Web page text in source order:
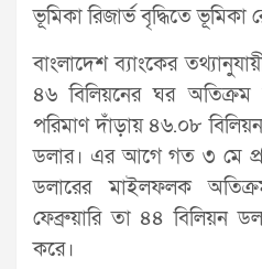
ভূমিকা রিজার্ভ বৃদ্ধিতে ভূমিকা
বাংলাদেশ ব্যাংকের
৪৬ বিলিয়নের ঘর অতিক্রম
পরিমাণ দাঁড়ায় ৪৬.০৮
ডলার। এর আগে গত ৩ মে
ডলারের মাইলফলক
ফেব্রুয়ারি তা ৪৪ বিলিয়ন
করে।